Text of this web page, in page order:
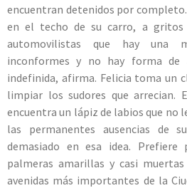
encuentran detenidos por
en el techo de su carro, a
automovilistas que hay una
inconformes y no hay forma de
indefinida, afirma. Felicia toma un
limpiar los sudores que arrecian.
encuentra un lápiz de labios que no
las permanentes ausencias de
demasiado en esa idea. Prefiere
palmeras amarillas y casi
avenidas más importantes de la